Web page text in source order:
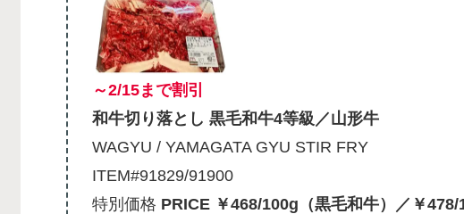
～2/15まで割引
和牛切り落とし 黒毛和牛4等級／山形牛
WAGYU / YAMAGATA GYU STIR FRY
ITEM#91829/91900
特別価格 PRICE ￥468/100g（黒毛和牛）／￥478/